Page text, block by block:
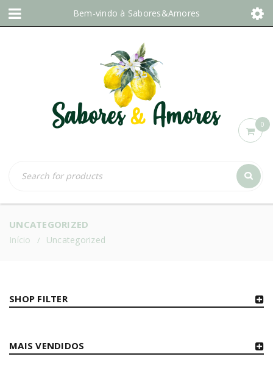
Bem-vindo à Sabores&Amores
0
UNCATEGORIZED
Início / Uncategorized
SHOP FILTER
MAIS VENDIDOS